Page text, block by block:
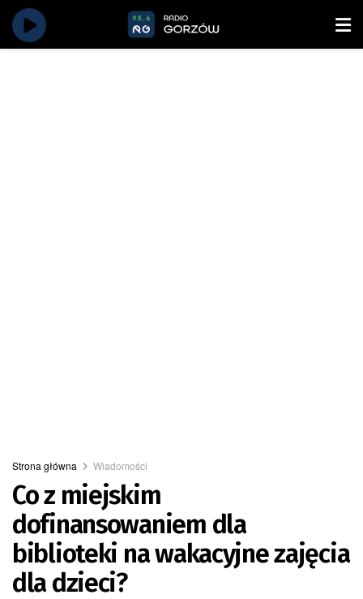
Strona główna Wiadomości
Co z miejskim
dofinansowaniem dla
biblioteki na wakacyjne zajęcia
dla dzieci?